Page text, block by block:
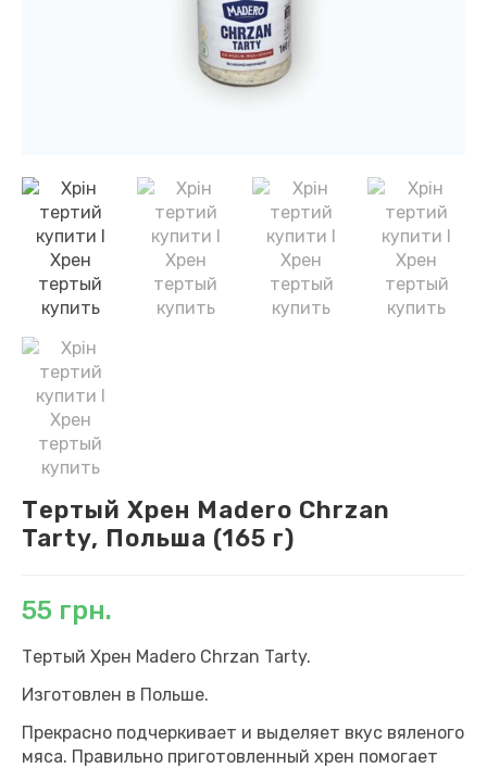
Тертый Хрен Madero Chrzan
Tarty, Польша (165 г)
55 грн.
Тертый Хрен Madero Chrzan Tarty.
Изготовлен в Польше.
Прекрасно подчеркивает и выделяет вкус вяленого
мяса. Правильно приготовленный хрен помогает